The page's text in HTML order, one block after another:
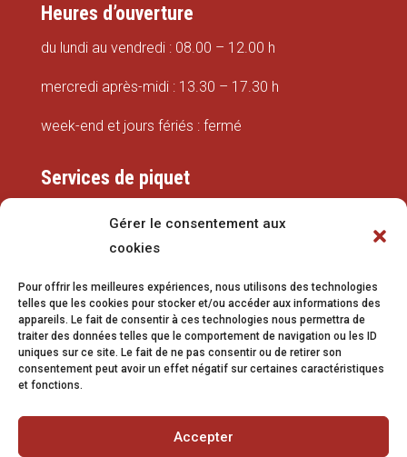
Gérer le consentement aux
cookies
Pour offrir les meilleures expériences, nous utilisons des technologies
telles que les cookies pour stocker et/ou accéder aux informations des
appareils. Le fait de consentir à ces technologies nous permettra de
traiter des données telles que le comportement de navigation ou les ID
uniques sur ce site. Le fait de ne pas consentir ou de retirer son
consentement peut avoir un effet négatif sur certaines caractéristiques
et fonctions.
Accepter
Heures d’ouverture
du lundi au vendredi : 08.00 – 12.00 h
mercredi après-midi : 13.30 – 17.30 h
week-end et jours fériés : fermé
Services de piquet
079 337 66 42
eaux@vetroz.ch
Travaux publics
079 213 92 08